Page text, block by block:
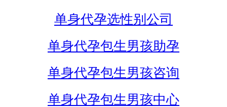
单身代孕选性别公司
单身代孕包生男孩助孕
单身代孕包生男孩咨询
单身代孕包生男孩中心